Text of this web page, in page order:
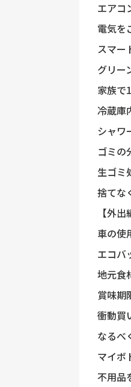
エアコ
電気を
スマー
グリー
家族で
冷蔵庫
シャワ
ゴミの
生ゴミ
捨てな
【外
車の使
エコバ
地元食
賞味期
衝動買
なるべ
マイボ
不用品